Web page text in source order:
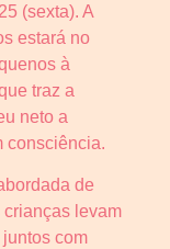
(sexta). A
estará no
à
traz a
neto a
consciência.
de
crianças levam
com